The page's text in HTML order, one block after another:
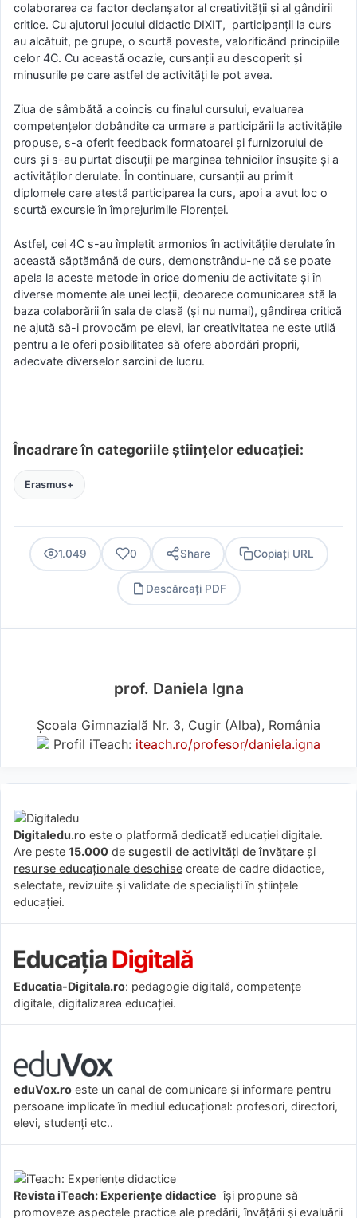
colaborarea ca factor declanșator al creativității și al gândirii
critice. Cu ajutorul jocului didactic DIXIT, participanții la curs
au alcătuit, pe grupe, o scurtă poveste, valorificând principiile
celor 4C. Cu această ocazie, cursanții au descoperit și
minusurile pe care astfel de activități le pot avea.
Ziua de sâmbătă a coincis cu finalul cursului, evaluarea
competențelor dobândite ca urmare a participării la activitățile
propuse, s-a oferit feedback formatoarei și furnizorului de
curs și s-au purtat discuții pe marginea tehnicilor însușite și a
activităților derulate. În continuare, cursanții au primit
diplomele care atestă participarea la curs, apoi a avut loc o
scurtă excursie în împrejurimile Florenței.
Astfel, cei 4C s-au împletit armonios în activitățile derulate în
această săptămână de curs, demonstrându-ne că se poate
apela la aceste metode în orice domeniu de activitate și în
diverse momente ale unei lecții, deoarece comunicarea stă la
baza colaborării în sala de clasă (și nu numai), gândirea critică
ne ajută să-i provocăm pe elevi, iar creativitatea ne este utilă
pentru a le oferi posibilitatea să ofere abordări proprii,
adecvate diverselor sarcini de lucru.
Încadrare în categoriile științelor educației:
Erasmus+
1.049 0 Share Copiați URL
Descărcați PDF
prof. Daniela Igna
Școala Gimnazială Nr. 3, Cugir (Alba), România
Profil iTeach: iteach.ro/profesor/daniela.igna
Digitaledu.ro este o platformă dedicată educației digitale.
Are peste 15.000 de sugestii de activități de învățare și
resurse educaționale deschise create de cadre didactice,
selectate, revizuite și validate de specialiști în științele
educației.
Educatia-Digitala.ro: pedagogie digitală, competențe
digitale, digitalizarea educației.
eduVox.ro este un canal de comunicare și informare pentru
persoane implicate în mediul educațional: profesori, directori,
elevi, studenți etc..
Revista iTeach: Experienţe didactice îşi propune să
promoveze aspectele practice ale predării, învăţării şi evaluării